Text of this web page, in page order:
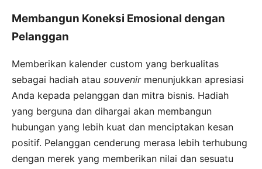
Membangun Koneksi Emosional dengan
Pelanggan
Memberikan kalender custom yang berkualitas
sebagai hadiah atau souvenirmenunjukkan apresiasi
Anda kepada pelanggan dan mitra bisnis. Hadiah
yang berguna dan dihargai akan membangun
hubungan yang lebih kuat dan menciptakan kesan
positif. Pelanggan cenderung merasa lebih terhubung
dengan merek yang memberikan nilai dan sesuatu